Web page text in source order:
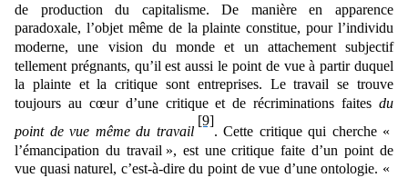
de production du capitalisme. De manière en apparence
paradoxale, l’objet même de la plainte constitue, pour l’individu
moderne, une vision du monde et un attachement subjectif
tellement prégnants, qu’il est aussi le point de vueà partir duquel
la plainte et la critique sont entreprises. Le travailse trouve
toujours au cœur d’une critique et de récriminations faites du
point de vue même du travail
[9]
. Cette critique qui cherche «
l’émancipation du travail », est une critique faite d’un point de
vue quasi naturel, c’est-à-dire du point de vue d’une ontologie. «